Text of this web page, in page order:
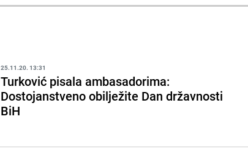
25.11.20. 13:31
Turković pisala ambasadorima:
Dostojanstveno obilježite Dan državnosti
BiH